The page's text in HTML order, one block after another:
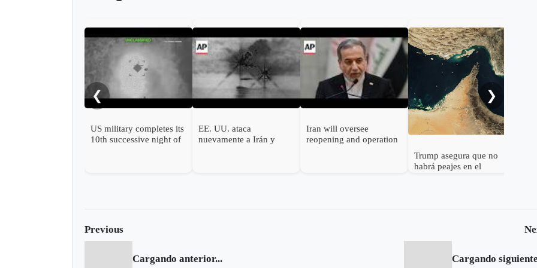
❮
US military completes its
10th successive night of
EE. UU. ataca
nuevamente a Irán y
Iran will oversee
reopening and operation
Trump asegura que no
habrá peajes en el
❯
Previous
Cargando anterior... Cargando